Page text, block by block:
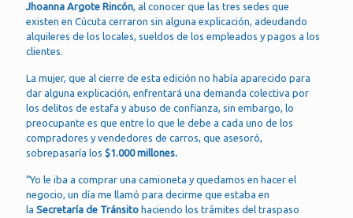
Jhoanna Argote Rincón, al conocer que las tres sedes que
existen en Cúcuta cerraron sin alguna explicación, adeudando
alquileres de los locales, sueldos de los empleados y pagos a los
clientes.
La mujer, que al cierre de esta edición no había aparecido para
dar alguna explicación, enfrentará una demanda colectiva por
los delitos de estafa y abuso de confianza, sin embargo, lo
preocupante es que entre lo que le debe a cada uno de los
compradores y vendedores de carros, que asesoró,
sobrepasaría los $1.000 millones.
“Yo le iba a comprar una camioneta y quedamos en hacer el
negocio, un día me llamó para decirme que estaba en
la Secretaría de Tránsito haciendo los trámites del traspaso